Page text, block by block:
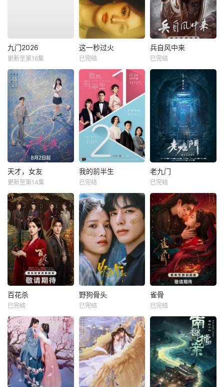
九门2026
更新至第16集
这一秒过火
已完结
兵自风中来
已完结
天才，女友
更新至第14集
我的前半生
已完结
老九门
已完结
百花杀
已完结
野狗骨头
已完结
雀骨
已完结